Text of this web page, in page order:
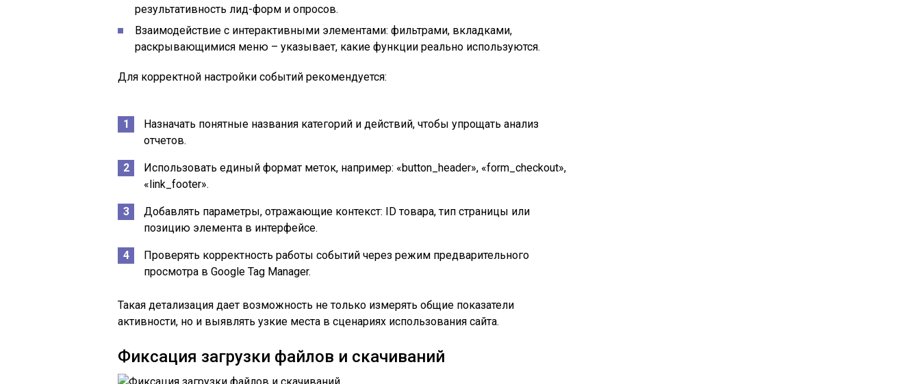
результативность лид-форм и опросов.
Взаимодействие с интерактивными элементами: фильтрами, вкладками,
раскрывающимися меню – указывает, какие функции реально используются.
Для корректной настройки событий рекомендуется:
Назначать понятные названия категорий и действий, чтобы упрощать анализ
отчетов.
Использовать единый формат меток, например: «button_header», «form_checkout»,
«link_footer».
Добавлять параметры, отражающие контекст: ID товара, тип страницы или
позицию элемента в интерфейсе.
Проверять корректность работы событий через режим предварительного
просмотра в Google Tag Manager.
Такая детализация дает возможность не только измерять общие показатели
активности, но и выявлять узкие места в сценариях использования сайта.
Фиксация загрузки файлов и скачиваний